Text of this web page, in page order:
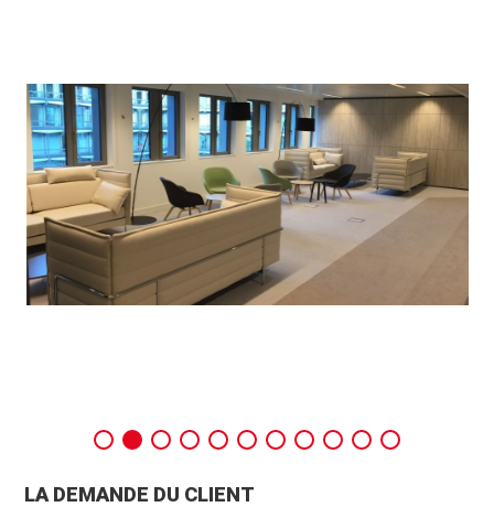
LA DEMANDE DU CLIENT